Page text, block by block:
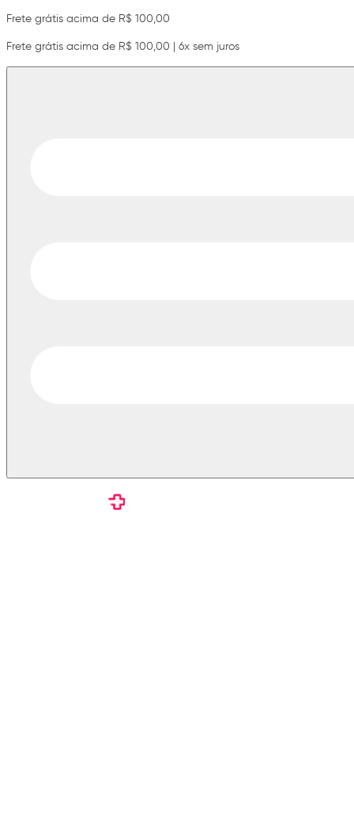
Frete grátis acima de R$ 100,00
Frete grátis acima de R$ 100,00 | 6x sem juros